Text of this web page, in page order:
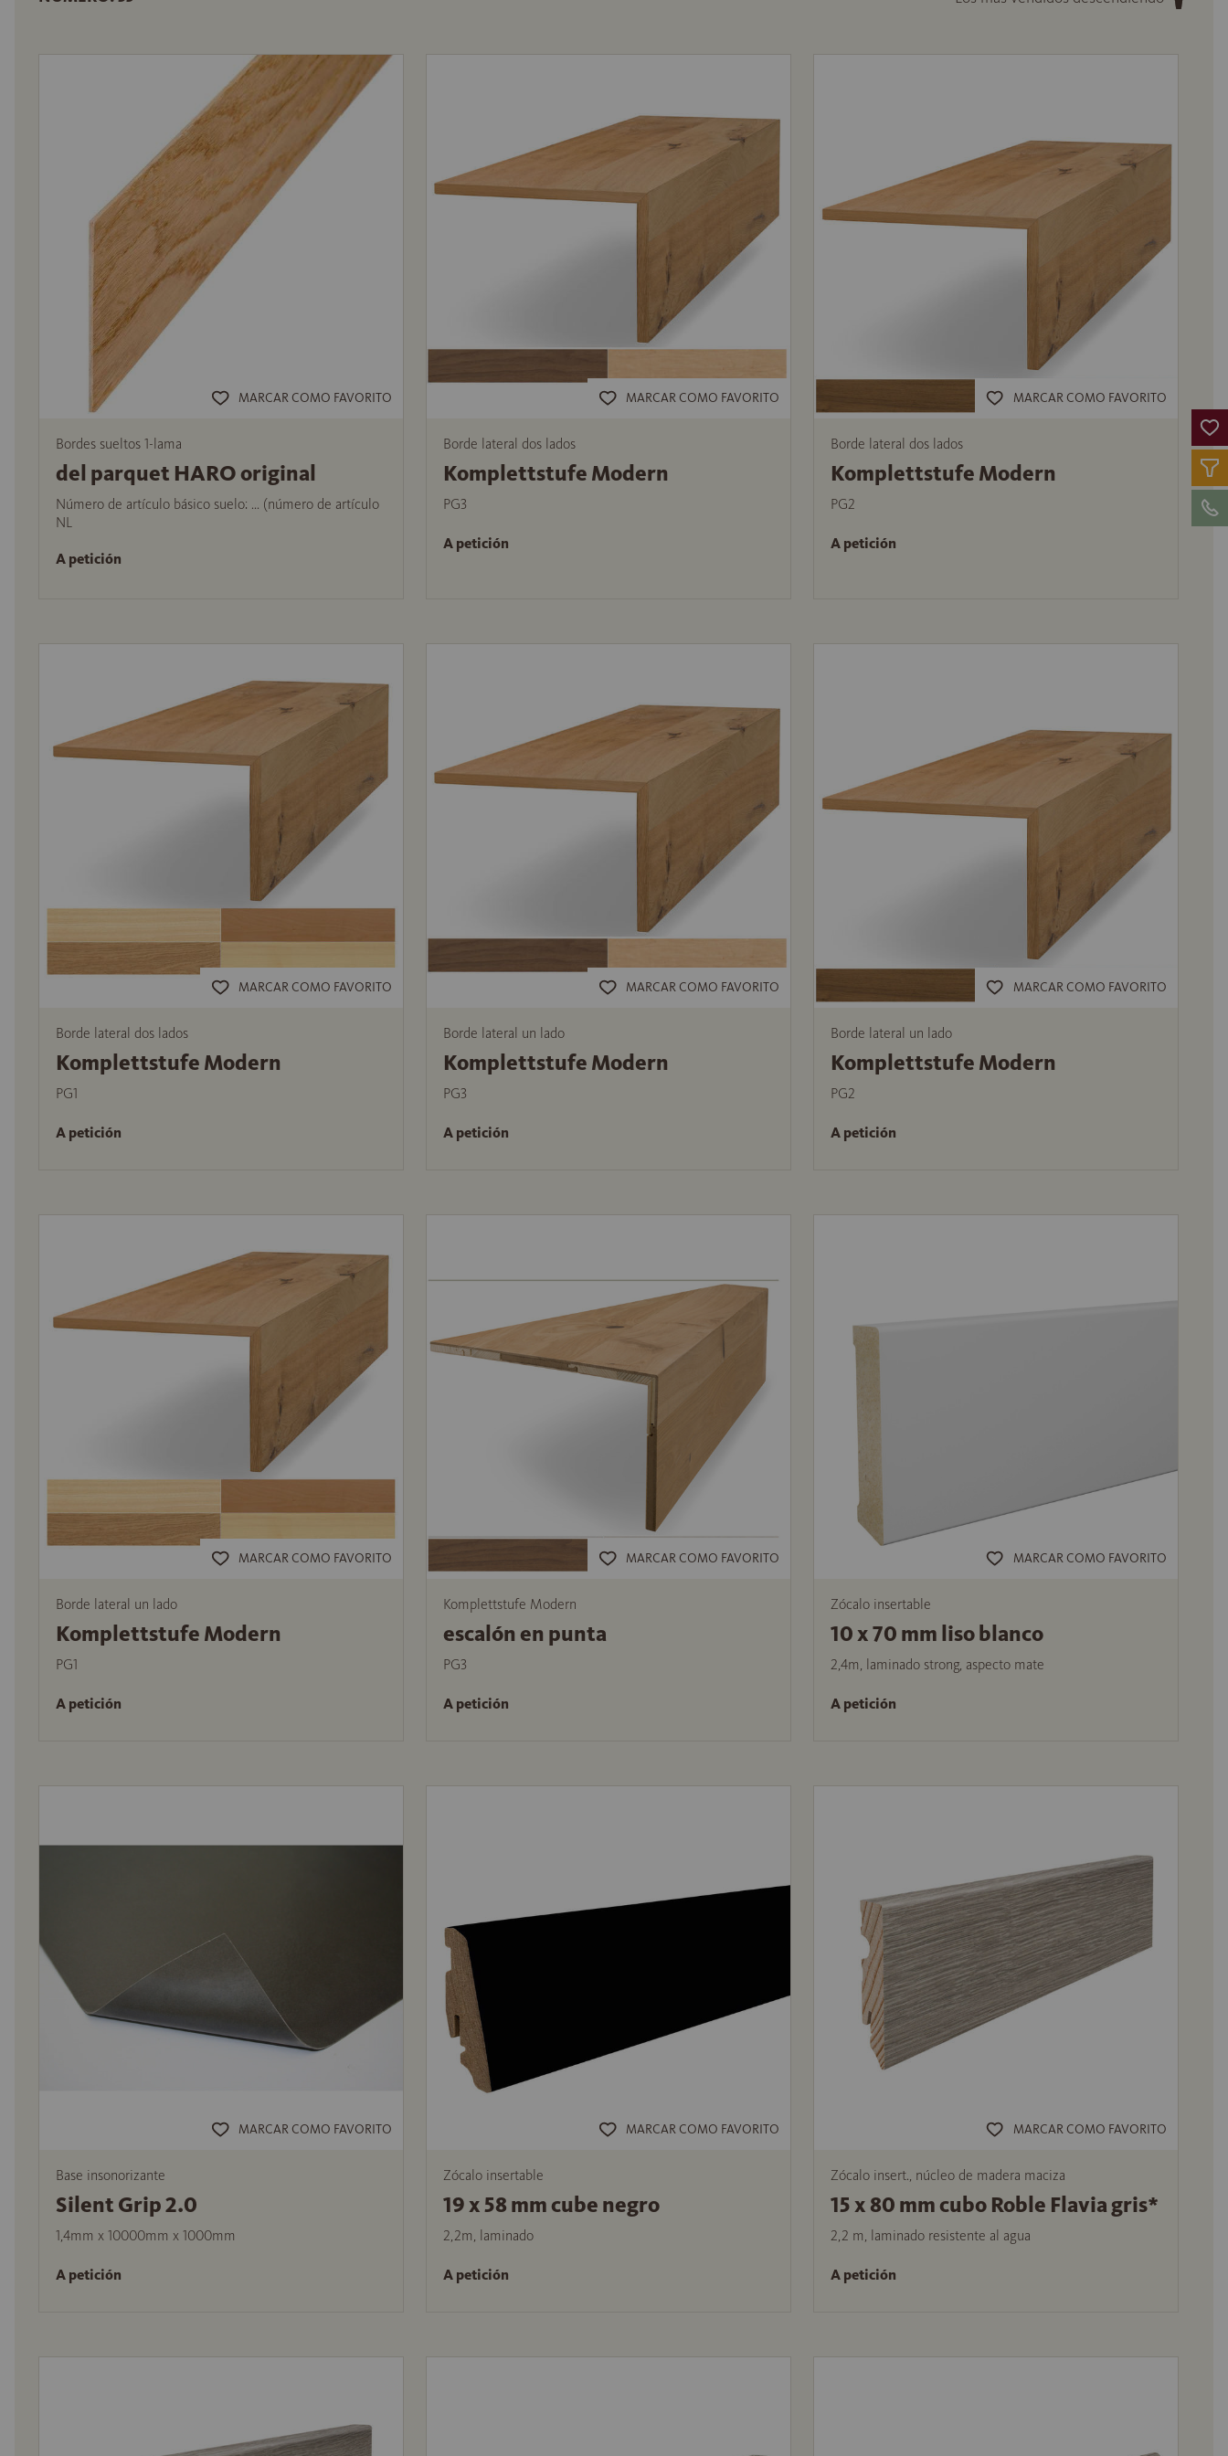
MARCAR COMO FAVORITO
Bordes sueltos 1-lama
del parquet HARO original
Número de artículo básico suelo: ... (número de artículo
NL
A petición
MARCAR COMO FAVORITO
Borde lateral dos lados
Komplettstufe Modern
PG3
A petición
MARCAR COMO FAVORITO
Borde lateral dos lados
Komplettstufe Modern
PG2
A petición
MARCAR COMO FAVORITO
Borde lateral dos lados
Komplettstufe Modern
PG1
A petición
MARCAR COMO FAVORITO
Borde lateral un lado
Komplettstufe Modern
PG3
A petición
MARCAR COMO FAVORITO
Borde lateral un lado
Komplettstufe Modern
PG2
A petición
MARCAR COMO FAVORITO
Borde lateral un lado
Komplettstufe Modern
PG1
A petición
MARCAR COMO FAVORITO
Komplettstufe Modern
escalón en punta
PG3
A petición
MARCAR COMO FAVORITO
Zócalo insertable
10 x 70 mm liso blanco
2,4m, laminado strong, aspecto mate
A petición
MARCAR COMO FAVORITO
Base insonorizante
Silent Grip 2.0
1,4mm x 10000mm x 1000mm
A petición
MARCAR COMO FAVORITO
Zócalo insertable
19 x 58 mm cube negro
2,2m, laminado
A petición
MARCAR COMO FAVORITO
Zócalo insert., núcleo de madera maciza
15 x 80 mm cubo Roble Flavia gris*
2,2 m, laminado resistente al agua
A petición